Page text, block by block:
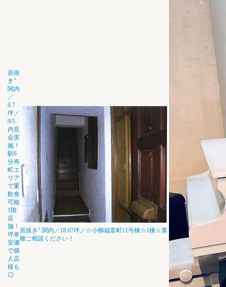
居抜
き"
関内
／
9.7
坪／
9/5
内見
会実
施！
駅6
分寿
町エ
リア
で重
飲食
可能
1階
店
舗！
坪単
安価
で個
人店
様も
◎
居抜き" 関内／18.67坪／☆小柳福富町11号棟☆1棟☆業
種ご相談ください！